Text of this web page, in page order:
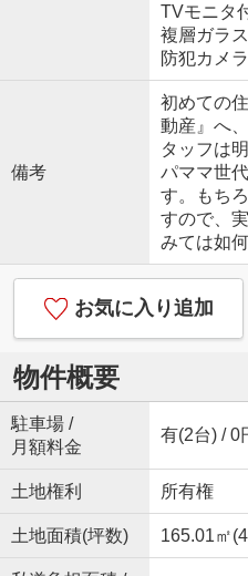
TVモニタ
複層ガラス
防犯カメラ
備考
初めての
動産』へ
タッフは
パママ世
す。もち
すので、
みては如
お気に入り追加
物件概要
駐車場 /
月額料金
有(2台) / 0
土地権利 所有権
土地面積(坪数) 165.01㎡